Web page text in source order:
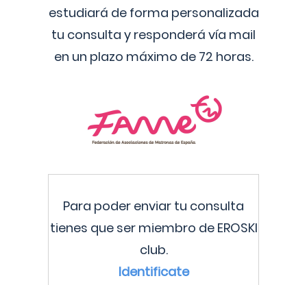
estudiará de forma personalizada
tu consulta y responderá vía mail
en un plazo máximo de 72 horas.
Para poder enviar tu consulta
tienes que ser miembro de EROSKI
club.
Identificate